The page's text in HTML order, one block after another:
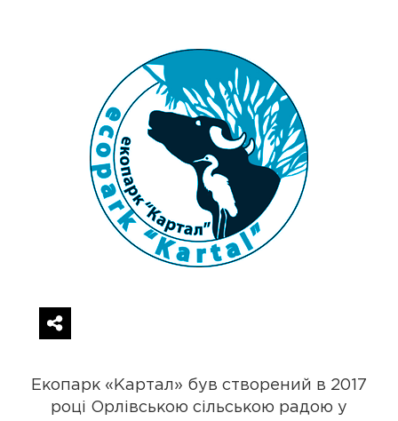
Екопарк «Картал» був створений в 2017
році Орлівською сільською радою у